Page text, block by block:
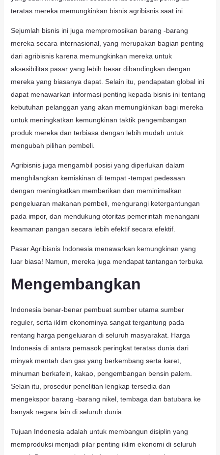
teratas mereka memungkinkan bisnis agribisnis saat ini.
Sejumlah bisnis ini juga mempromosikan barang -barang
mereka secara internasional, yang merupakan bagian penting
dari agribisnis karena memungkinkan mereka untuk
aksesibilitas pasar yang lebih besar dibandingkan dengan
mereka yang biasanya dapat. Selain itu, pendapatan global ini
dapat menawarkan informasi penting kepada bisnis ini tentang
kebutuhan pelanggan yang akan memungkinkan bagi mereka
untuk meningkatkan kemungkinan taktik pengembangan
produk mereka dan terbiasa dengan lebih mudah untuk
mengubah pilihan pembeli.
Agribisnis juga mengambil posisi yang diperlukan dalam
menghilangkan kemiskinan di tempat -tempat pedesaan
dengan meningkatkan memberikan dan meminimalkan
pengeluaran makanan pembeli, mengurangi ketergantungan
pada impor, dan mendukung otoritas pemerintah menangani
keamanan pangan secara lebih efektif secara efektif.
Pasar Agribisnis Indonesia menawarkan kemungkinan yang
luar biasa! Namun, mereka juga mendapat tantangan terbuka
Mengembangkan
Indonesia benar-benar pembuat sumber utama sumber
reguler, serta iklim ekonominya sangat tergantung pada
rentang harga pengeluaran di seluruh masyarakat. Harga
Indonesia di antara pemasok peringkat teratas dunia dari
minyak mentah dan gas yang berkembang serta karet,
minuman berkafein, kakao, pengembangan bensin palem.
Selain itu, prosedur penelitian lengkap tersedia dan
mengekspor barang -barang nikel, tembaga dan batubara ke
banyak negara lain di seluruh dunia.
Tujuan Indonesia adalah untuk membangun disiplin yang
memproduksi menjadi pilar penting iklim ekonomi di seluruh